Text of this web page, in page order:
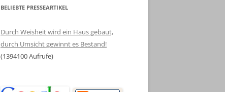
BELIEBTE PRESSEARTIKEL
Durch Weisheit wird ein Haus gebaut,
durch Umsicht gewinnt es Bestand!
(1394100 Aufrufe)